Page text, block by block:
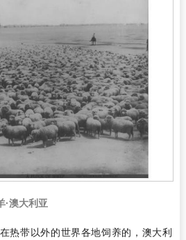
·澳大利亚
热带以外的世界各地饲养的，澳大利